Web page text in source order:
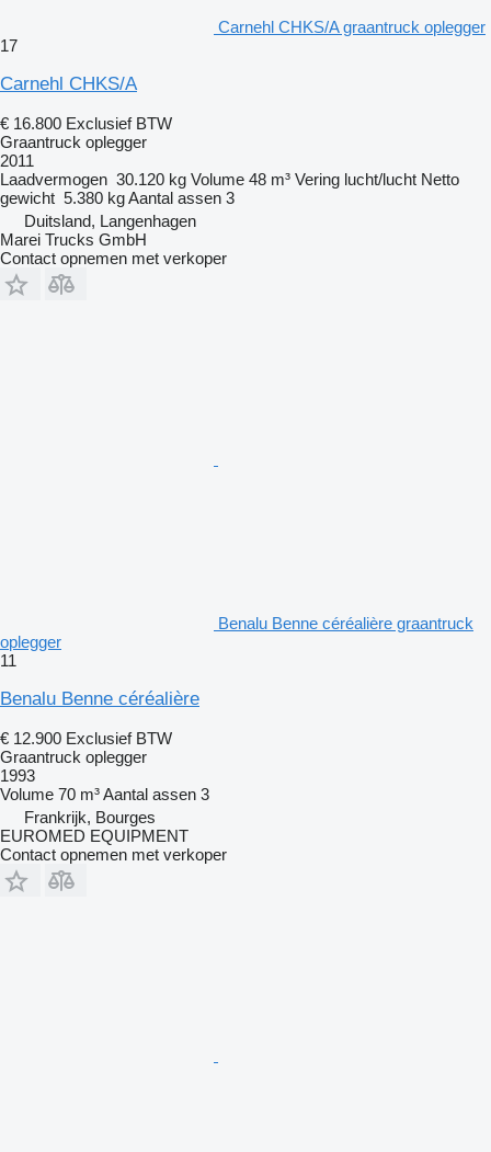
Carnehl CHKS/A graantruck oplegger
17
Carnehl CHKS/A
€ 16.800 Exclusief BTW
Graantruck oplegger
2011
Laadvermogen 30.120 kg Volume 48 m³ Vering lucht/lucht Netto
gewicht 5.380 kgAantal assen 3
Duitsland, Langenhagen
Marei Trucks GmbH
Contact opnemen met verkoper
Benalu Benne céréalière graantruck
oplegger
11
Benalu Benne céréalière
€ 12.900 Exclusief BTW
Graantruck oplegger
1993
Volume 70 m³Aantal assen 3
Frankrijk, Bourges
EUROMED EQUIPMENT
Contact opnemen met verkoper